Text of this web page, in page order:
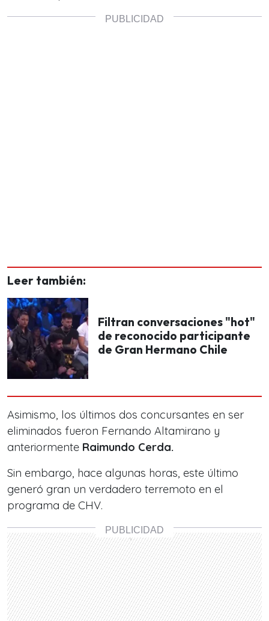
Leer también:
Filtran conversaciones "hot"
de reconocido participante
de Gran Hermano Chile
Asimismo, los últimos dos concursantes en ser
eliminados fueron Fernando Altamirano y
anteriormente Raimundo Cerda.
Sin embargo, hace algunas horas, este último
generó gran un verdadero terremoto en el
programa de CHV.